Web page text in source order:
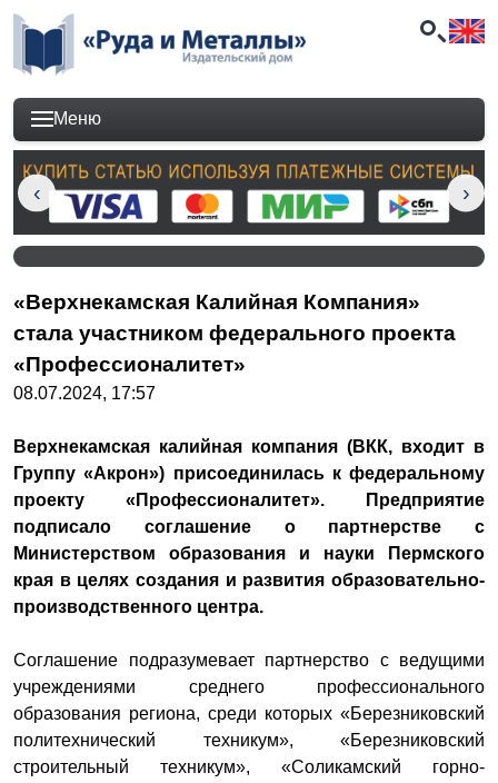
Меню
«Верхнекамская Калийная Компания»
стала участником федерального проекта
«Профессионалитет»
08.07.2024, 17:57
Верхнекамская калийная компания (ВКК, входит в
Группу «Акрон») присоединилась к федеральному
проекту «Профессионалитет». Предприятие
подписало соглашение о партнерстве с
Министерством образования и науки Пермского
края в целях создания и развития образовательно-
производственного центра.
Соглашение подразумевает партнерство с ведущими
учреждениями среднего профессионального
образования региона, среди которых «Березниковский
политехнический техникум», «Березниковский
строительный техникум», «Соликамский горно-